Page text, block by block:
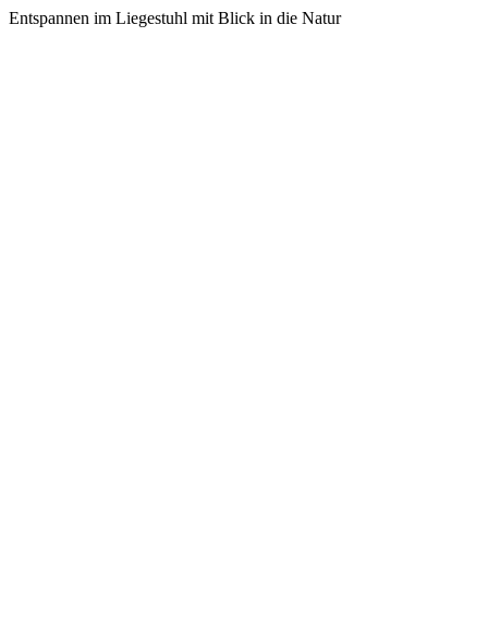
Entspannen im Liegestuhl mit Blick in die Natur